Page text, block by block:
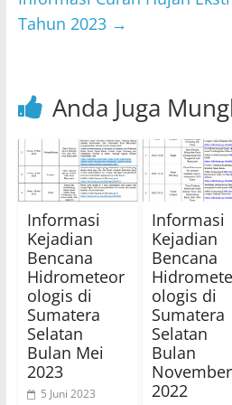
Tahun 2023 →
Anda Juga
Informasi
Kejadian
Bencana
Hidrometeor
ologis di
Sumatera
Selatan
Bulan Mei
2023
5 Juni 2023
Informasi
Kejadian
Bencana
ologis di
Sumatera
Selatan
Bulan
November
2022